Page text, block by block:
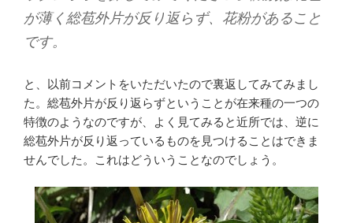
が薄く総苞外片が反り返らず、花粉があること
です。
と、以前コメントをいただいたので裏返してみてみまし
た。総苞外片が反り返らずということが在来種の一つの
特徴のようなのですが、よく見てみると近所では、逆に
総苞外片が反り返っているものを見つけることはできま
せんでした。これはどういうことなのでしょう。